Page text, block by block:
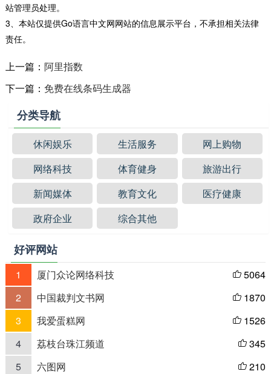
站管理员处理。
3、本站仅提供Go语言中文网网站的信息展示平台，不承担相关法律
责任。
上一篇： 阿里指数
下一篇： 免费在线条码生成器
分类导航
休闲娱乐 生活服务
网上购物
网络科技
体育健身
旅游出行
新闻媒体
教育文化
医疗健康
政府企业
综合其他
好评网站
1 厦门众论网络科技  5064
2
中国裁判文书网  1870
3
我爱蛋糕网  1526
4
荔枝台珠江频道  345
5
六图网  210